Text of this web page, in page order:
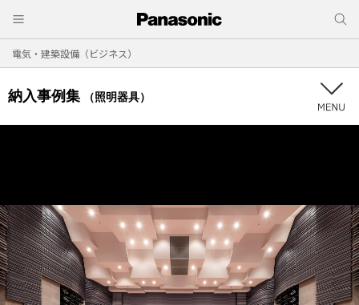
電気・建築設備（ビジネス）
納入事例集 （照明器具）